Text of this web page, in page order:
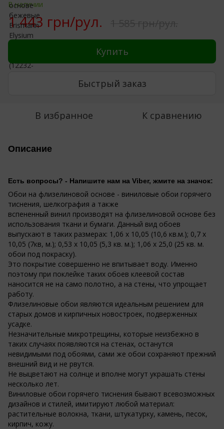
В наличии
1 443 грн/рул.
Купить
Быстрый заказ
В избранное К сравнению
Описание
Есть вопросы? - Напишите нам на Viber, жмите на значок:
Обои на флизелиновой основе - виниловые обои горячего
тиснения, шелкография а также
вспененный винил производят на флизелиновой основе без
использования ткани и бумаги. Данный вид обоев
выпускают в таких размерах: 1,06 х 10,05 (10,6 кв.м.); 0,7 х
10,05 (7кв, м.); 0,53 х 10,05 (5,3 кв. м.); 1,06 х 25,0 (25 кв. м.
обои под покраску).
Это покрытие совершенно не впитывает воду. Именно
поэтому при поклейке таких обоев клеевой состав
наносится не на само полотно, а на стены, что упрощает
работу.
Флизелиновые обои являются идеальным решением для
старых домов и кирпичных новостроек, подверженных
усадке.
Незначительные микротрещины, которые неизбежно в
таких случаях появляются на стенах, останутся
невидимыми под обоями, сами же обои сохраняют прежний
внешний вид и не рвутся.
Не выцветают на солнце и вполне могут украшать стены
несколько лет.
Виниловые обои горячего тиснения бывают всевозможных
дизайнов и стилей, имитируют любой материал:
растительные волокна, ткани, штукатурку, камень, песок,
кирпич, кожу.